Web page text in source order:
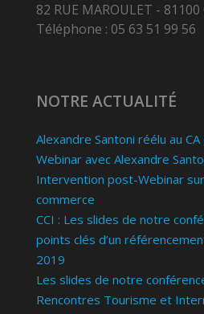
82 RUE MAROULET - 81100
Téléphone : 05 63 51 99 56
NOTRE ACTUALITÉ
Alexandre Santoni réélu au CA
Webinar avec Alexandre
Intervention post-Webinar
commerce
CCI : Les slides de notre
points clés d’un
2019
Les slides de notre
Rencontres Tourisme et